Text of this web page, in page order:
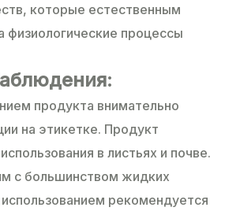
которые естественным
физиологические процессы
продукта внимательно
на этикетке. Продукт
в листьях и почве.
с большинством жидких
рекомендуется